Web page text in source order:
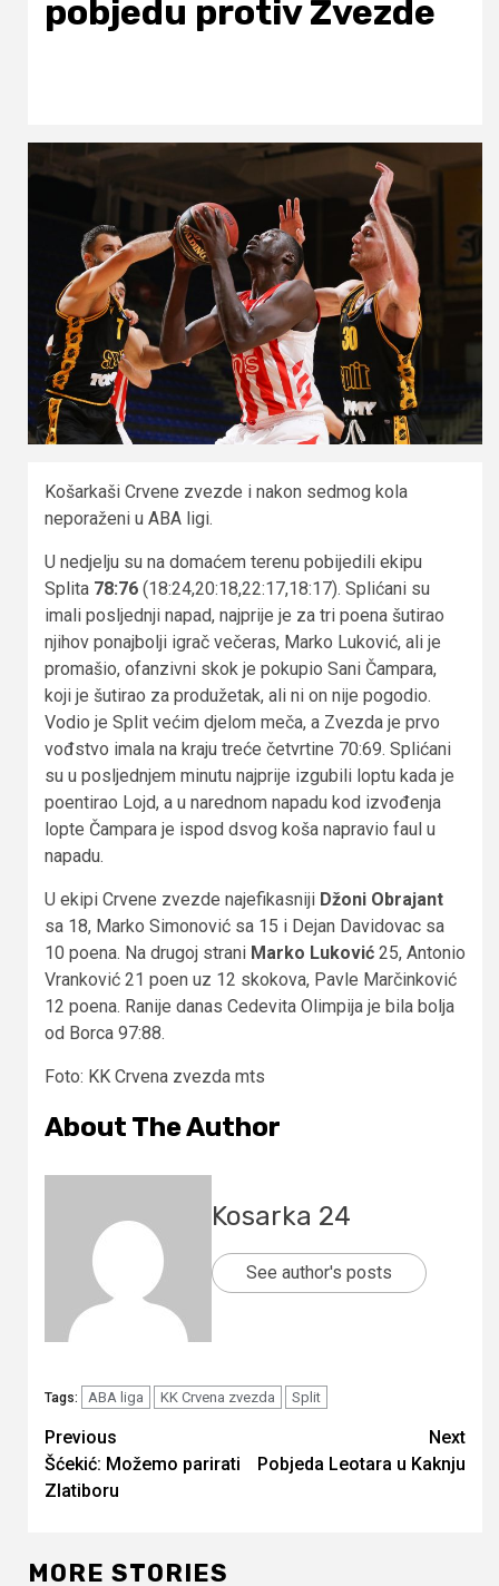
pobjedu protiv Zvezde
Košarkaši Crvene zvezde i nakon sedmog kola
neporaženi u ABA ligi.
U nedjelju su na domaćem terenu pobijedili ekipu
Splita 78:76 (18:24,20:18,22:17,18:17). Splićani su
imali posljednji napad, najprije je za tri poena šutirao
njihov ponajbolji igrač večeras, Marko Luković, ali je
promašio, ofanzivni skok je pokupio Sani Čampara,
koji je šutirao za produžetak, ali ni on nije pogodio.
Vodio je Split većim djelom meča, a Zvezda je prvo
vođstvo imala na kraju treće četvrtine 70:69. Splićani
su u posljednjem minutu najprije izgubili loptu kada je
poentirao Lojd, a u narednom napadu kod izvođenja
lopte Čampara je ispod dsvog koša napravio faul u
napadu.
U ekipi Crvene zvezde najefikasniji Džoni Obrajant
sa 18, Marko Simonović sa 15 i Dejan Davidovac sa
10 poena. Na drugoj strani Marko Luković 25, Antonio
Vranković 21 poen uz 12 skokova, Pavle Marčinković
12 poena. Ranije danas Cedevita Olimpija je bila bolja
od Borca 97:88.
Foto: KK Crvena zvezda mts
About The Author
Kosarka 24
See author's posts
Tags: ABA liga KK Crvena zvezda Split
Continue
Reading
Previous
Šćekić: Možemo parirati
Zlatiboru
Next
Pobjeda Leotara u Kaknju
MORE STORIES